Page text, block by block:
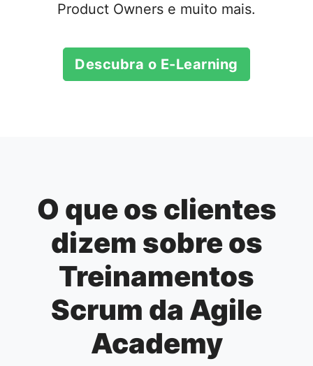
Product Owners e muito mais.
Descubra o E-Learning
O que os clientes
dizem sobre os
Treinamentos
Scrum da Agile
Academy